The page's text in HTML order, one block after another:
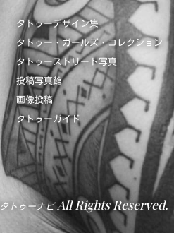
タトゥーデザイン集
タトゥー・ガールズ・コレクション
タトゥーストリート写真
投稿写真館
画像投稿
タトゥーガイド
タトゥーナビAll Rights Reserved.